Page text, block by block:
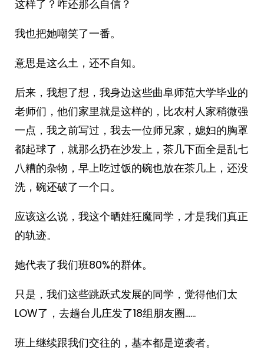
这样了？咋还那么自信？
我也把她嘲笑了一番。
意思是这么土，还不自知。
后来，我想了想，我身边这些曲阜师范大学毕业的
老师们，他们家里就是这样的，比农村人家稍微强
一点，我之前写过，我去一位师兄家，媳妇的胸罩
都起球了，就那么扔在沙发上，茶几下面全是乱七
八糟的杂物，早上吃过饭的碗也放在茶几上，还没
洗，碗还破了一个口。
应该这么说，我这个晒娃狂魔同学，才是我们真正
的轨迹。
她代表了我们班80%的群体。
只是，我们这些跳跃式发展的同学，觉得他们太
LOW了，去趟台儿庄发了18组朋友圈……
班上继续跟我们交往的，基本都是逆袭者。